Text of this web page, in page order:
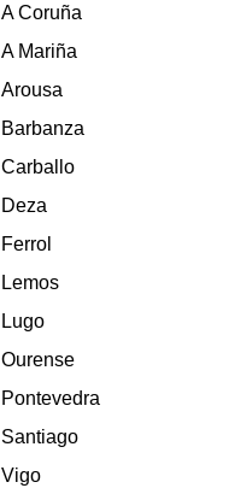
A Coruña
A Mariña
Arousa
Barbanza
Carballo
Deza
Ferrol
Lemos
Lugo
Ourense
Pontevedra
Santiago
Vigo